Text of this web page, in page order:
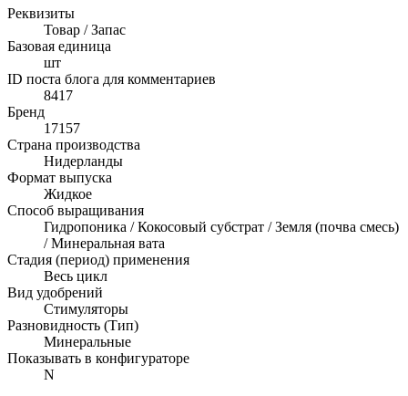
Реквизиты
Товар / Запас
Базовая единица
шт
ID поста блога для комментариев
8417
Бренд
17157
Страна производства
Нидерланды
Формат выпуска
Жидкое
Способ выращивания
Гидропоника / Кокосовый субстрат / Земля (почва смесь)
/ Минеральная вата
Стадия (период) применения
Весь цикл
Вид удобрений
Стимуляторы
Разновидность (Тип)
Минеральные
Показывать в конфигураторе
N